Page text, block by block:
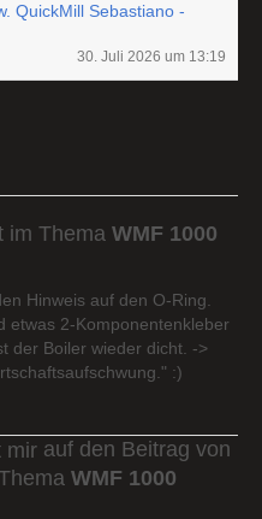
QuickMill Sebastiano -
30. Juli 2026 um 13:19
im Thema WMF 1000
Hinweis auf den O-Ring.
etwas 2-Komponentenkleber
der Boiler wieder dicht. ->
:)
auf den Beitrag von
WMF 1000